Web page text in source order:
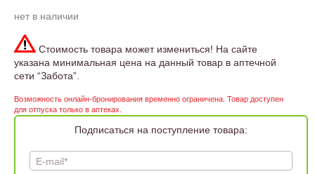
нет в наличии
Стоимость товара может измениться! На сайте
указана минимальная цена на данный товар в аптечной
сети “Забота”.
Возможность онлайн-бронирования временно ограничена. Товар доступен
для отпуска только в аптеках.
Подписаться на поступление товара:
E-mail*